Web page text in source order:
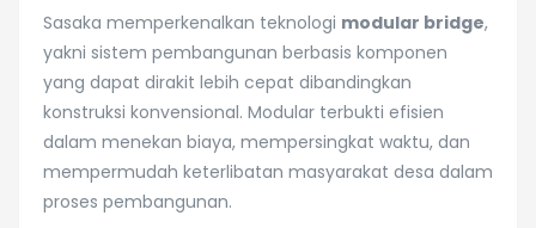
Sasaka memperkenalkan teknologi modular bridge,
yakni sistem pembangunan berbasis komponen
yang dapat dirakit lebih cepat dibandingkan
konstruksi konvensional. Modular terbukti efisien
dalam menekan biaya, mempersingkat waktu, dan
mempermudah keterlibatan masyarakat desa dalam
proses pembangunan.